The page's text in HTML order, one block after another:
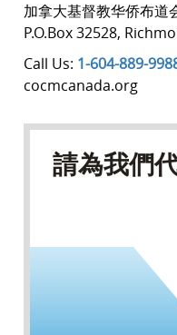
加拿大基督教华侨布道
P.O.Box 32528,
Call Us: 1-604-889-
cocmcanada.org
請為我們